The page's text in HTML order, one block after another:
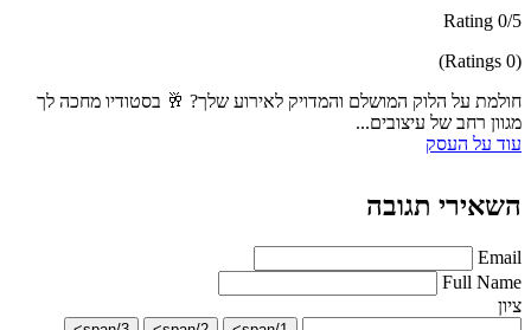
0/5 Rating
(0 Ratings)
חולמת על הלוק המושלם והמדויק לאירוע שלך? 🥂 בסטודיו מחכה לך
מגוון רחב של עיצובים...
עוד על העסק
השאירי תגובה
Email
Full Name
ציון